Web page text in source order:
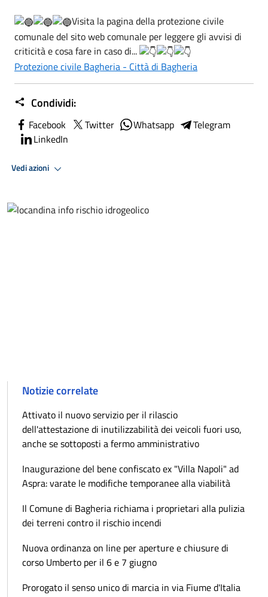
Visita la pagina della protezione civile
comunale del sito web comunale per leggere gli avvisi di
criticità e cosa fare in caso di...
Protezione civile Bagheria - Città di Bagheria
Condividi:
Facebook Twitter Whatsapp
Telegram
LinkedIn
Vedi azioni
Notizie correlate
Attivato il nuovo servizio per il rilascio
dell'attestazione di inutilizzabilità dei veicoli fuori uso,
anche se sottoposti a fermo amministrativo
Inaugurazione del bene confiscato ex "Villa Napoli" ad
Aspra: varate le modifiche temporanee alla viabilità
Il Comune di Bagheria richiama i proprietari alla pulizia
dei terreni contro il rischio incendi
Nuova ordinanza on line per aperture e chiusure di
corso Umberto per il 6 e 7 giugno
Prorogato il senso unico di marcia in via Fiume d'Italia